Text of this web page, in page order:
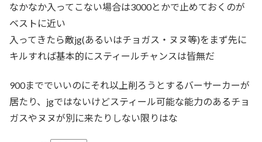
なかなか入ってこない場合は3000とかで止めておくのが
ベストに近い
入ってきたら敵jg(あるいはチョガス・ヌヌ等)をまず先に
キルすれば基本的にスティールチャンスは皆無だ
900まででいいのにそれ以上削ろうとするバーサーカーが
居たり、jgではないけどスティール可能な能力のあるチョ
ガスやヌヌが別に来たりしない限りはな